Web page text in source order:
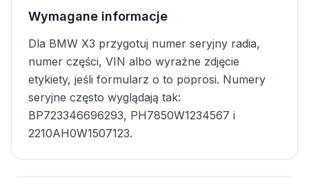
Wymagane informacje
Dla BMW X3 przygotuj numer seryjny radia,
numer części, VIN albo wyraźne zdjęcie
etykiety, jeśli formularz o to poprosi. Numery
seryjne często wyglądają tak:
BP723346696293, PH7850W1234567 i
2210AH0W1507123.